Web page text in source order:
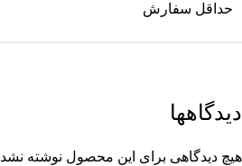
حداقل سفارش
دیدگاهها
هیچ دیدگاهی برای این محصول نوشته